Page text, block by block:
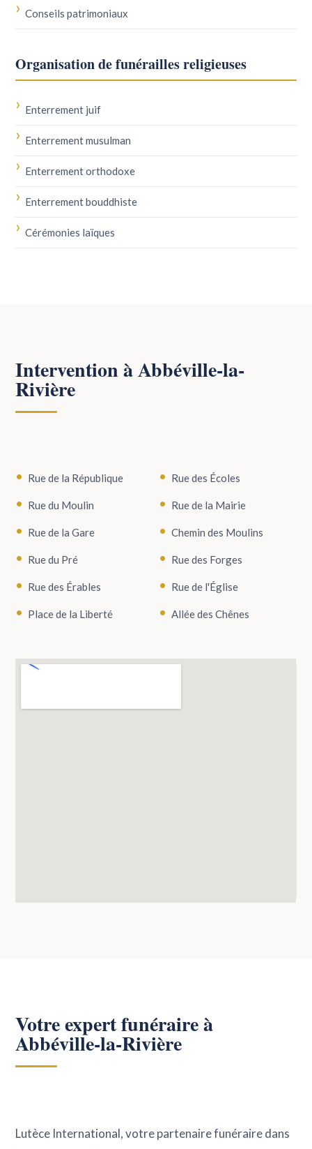
Conseils patrimoniaux
Organisation de funérailles religieuses
Enterrement juif
Enterrement musulman
Enterrement orthodoxe
Enterrement bouddhiste
Cérémonies laïques
Intervention à Abbéville-la-
Rivière
Rue de la République Rue des Écoles
Rue du Moulin Rue de la Mairie
Rue de la Gare Chemin des Moulins
Rue du Pré Rue des Forges
Rue des Érables Rue de l'Église
Place de la Liberté Allée des Chênes
Votre expert funéraire à
Abbéville-la-Rivière
Lutèce International, votre partenaire funéraire dans